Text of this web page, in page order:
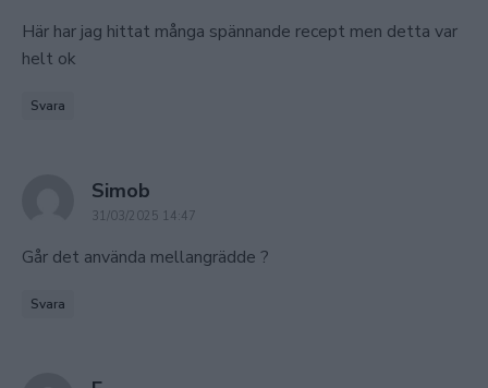
Här har jag hittat många spännande recept men detta var
helt ok
Svara
Simob
31/03/2025 14:47
Går det använda mellangrädde ?
Svara